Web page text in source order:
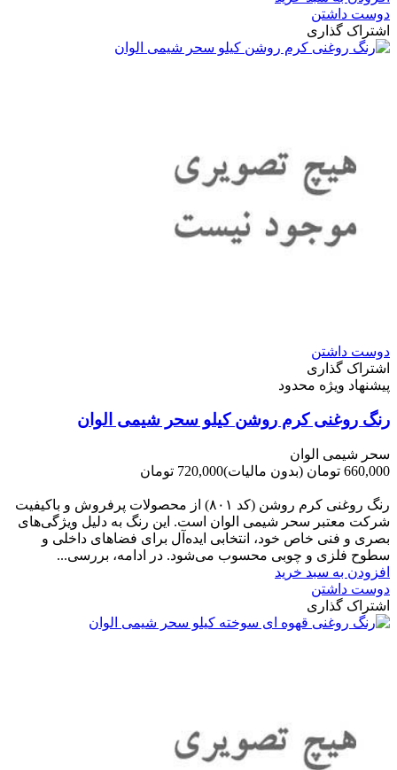
دوست داشتن
اشتراک گذاری
دوست داشتن
اشتراک گذاری
پیشنهاد ویژه محدود
رنگ روغنی کرم روشن کیلو سحر شیمی الوان
سحر شیمی الوان
660,000 تومان
(بدون مالیات)720,000 تومان
رنگ روغنی کرم روشن (کد ۸۰۱) از محصولات پرفروش و باکیفیت
شرکت‌ معتبر سحر شیمی الوان است. این رنگ به دلیل ویژگی‌های
بصری و فنی خاص خود، انتخابی ایده‌آل برای فضاهای داخلی و
سطوح فلزی و چوبی محسوب می‌شود. در ادامه، بررسی...
افزودن به سبد خرید
دوست داشتن
اشتراک گذاری